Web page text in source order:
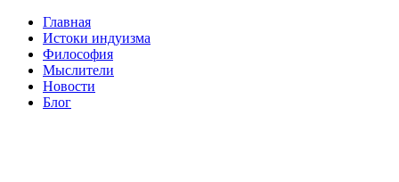
Главная
Истоки индуизма
Философия
Мыслители
Новости
Блог